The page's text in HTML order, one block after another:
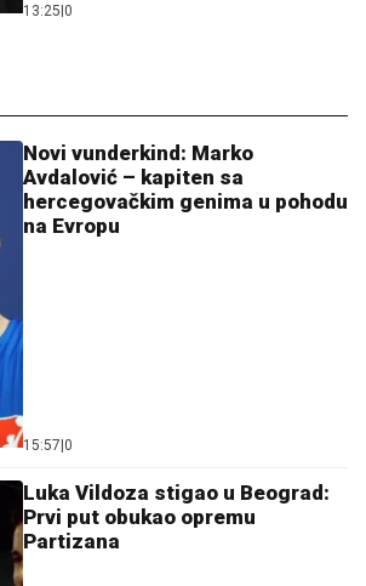
13:25 0
Novi vunderkind: Marko
Avdalović – kapiten sa
hercegovačkim genima u pohodu
na Evropu
15:57 0
Luka Vildoza stigao u Beograd:
Prvi put obukao opremu
Partizana